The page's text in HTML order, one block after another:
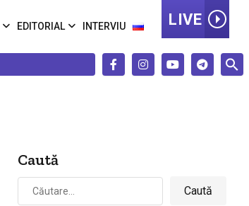
EDITORIAL INTERVIU LIVE
Caută
Caută
după: